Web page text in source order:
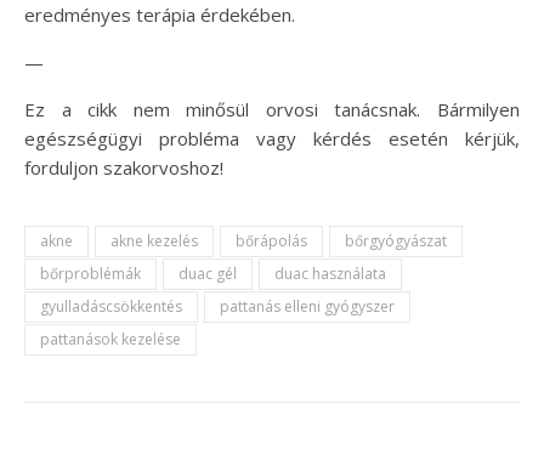
eredményes terápia érdekében.
—
Ez a cikk nem minősül orvosi tanácsnak. Bármilyen
egészségügyi probléma vagy kérdés esetén kérjük,
forduljon szakorvoshoz!
akne akne kezelés bőrápolás
bőrgyógyászat
bőrproblémák
duac gél
duac használata
gyulladáscsökkentés
pattanás elleni gyógyszer
pattanások kezelése